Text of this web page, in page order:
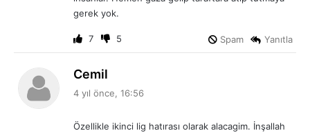
gerek yok.
7 5 Yanıtla
Spam
Cemil
4 yıl önce, 16:56
Özellikle ikinci lig hatırası olarak alacagim. İnşallah